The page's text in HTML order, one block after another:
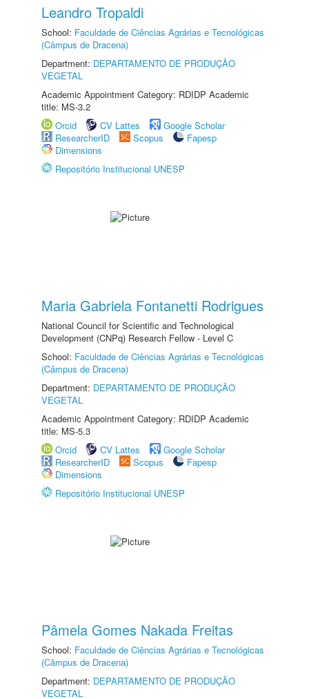
Leandro Tropaldi
School: Faculdade de Ciências Agrárias e Tecnológicas
(Câmpus de Dracena)
Department: DEPARTAMENTO DE PRODUÇÃO
VEGETAL
Academic Appointment Category: RDIDP Academic
title: MS-3.2
Orcid
CV Lattes
Google Scholar
ResearcherID
Scopus
Fapesp
Dimensions
Repositório Institucional UNESP
Maria Gabriela Fontanetti Rodrigues
National Council for Scientific and Technological
Development (CNPq) Research Fellow - Level C
School: Faculdade de Ciências Agrárias e Tecnológicas
(Câmpus de Dracena)
Department: DEPARTAMENTO DE PRODUÇÃO
VEGETAL
Academic Appointment Category: RDIDP Academic
title: MS-5.3
Orcid
CV Lattes
Google Scholar
ResearcherID
Scopus
Fapesp
Dimensions
Repositório Institucional UNESP
Pâmela Gomes Nakada Freitas
School: Faculdade de Ciências Agrárias e Tecnológicas
(Câmpus de Dracena)
Department: DEPARTAMENTO DE PRODUÇÃO
VEGETAL